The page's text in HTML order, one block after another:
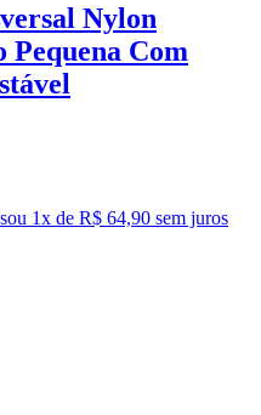
Nylon
Com
ou 1x de R$ 64,90 sem juros